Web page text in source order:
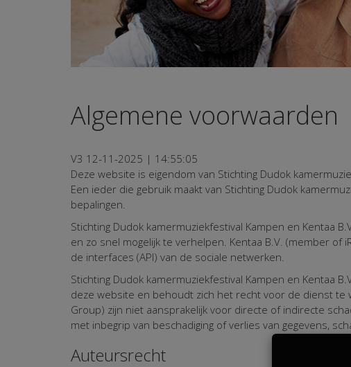
Algemene voorwaarden
V3 12-11-2025 | 14:55:05
Deze website is eigendom van Stichting Dudok
Een ieder die gebruik maakt van Stichting Dudok
bepalingen.
Stichting Dudok kamermuziekfestival Kampen en Kentaa
en zo snel mogelijk te verhelpen. Kentaa B.V. (member
de interfaces (API) van de sociale netwerken.
Stichting Dudok kamermuziekfestival Kampen en Kentaa
deze website en behoudt zich het recht voor de dienst te
Group) zijn niet aansprakelijk voor directe of indirecte
met inbegrip van beschadiging of verlies van gegevens,
Auteursrecht